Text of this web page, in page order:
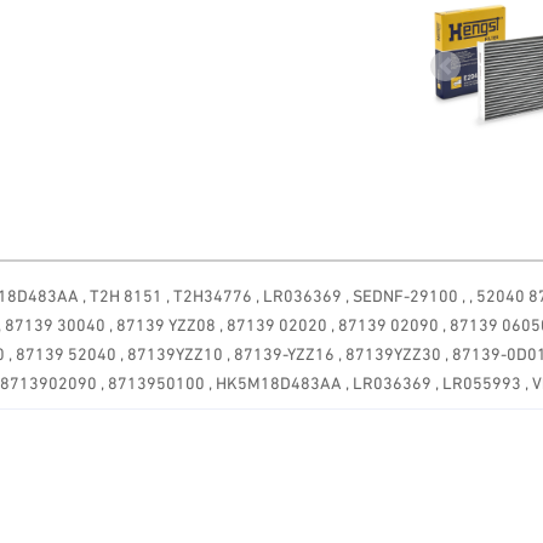
Previous
0D010 , C2S 52338 , HK5M18D483AA , T2H 8151 , T2H34776 , LR036369 , SEDNF-29100 ,
30040 , 87139 YZZ08 , 87139 02020 , 87139 02090 , 87139
52040 , 87139YZZ10 , 87139-YZZ16 , 87139YZZ30 , 87139-
, 8713950100 , HK5M18D483AA , LR036369 , LR055993